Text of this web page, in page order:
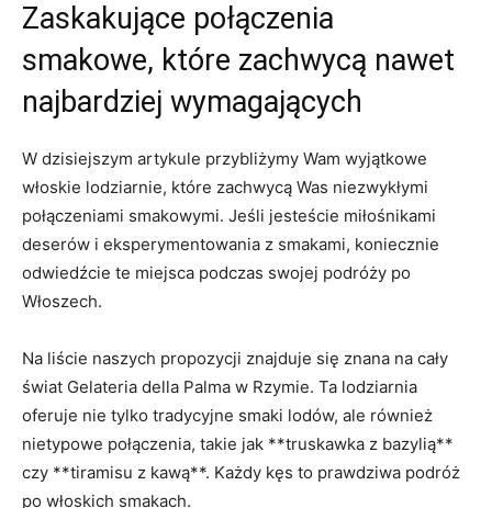
Zaskakujące połączenia
smakowe, które zachwycą nawet
⁢najbardziej wymagających
W dzisiejszym artykule przybliżymy Wam wyjątkowe
włoskie lodziarnie, ​które zachwycą Was ⁣niezwykłymi
połączeniami smakowymi. ​Jeśli jesteście miłośnikami
deserów⁣ i eksperymentowania z smakami, koniecznie‍
odwiedźcie te miejsca podczas swojej podróży po
Włoszech.
Na liście naszych propozycji znajduje​ się znana na cały
świat‍ Gelateria della Palma w Rzymie. Ta lodziarnia
oferuje ⁢nie tylko ‍tradycyjne ⁤smaki lodów, ale również
nietypowe‌ połączenia, takie jak **truskawka z bazylią**
czy **tiramisu z kawą**. Każdy kęs to prawdziwa podróż
po włoskich smakach.